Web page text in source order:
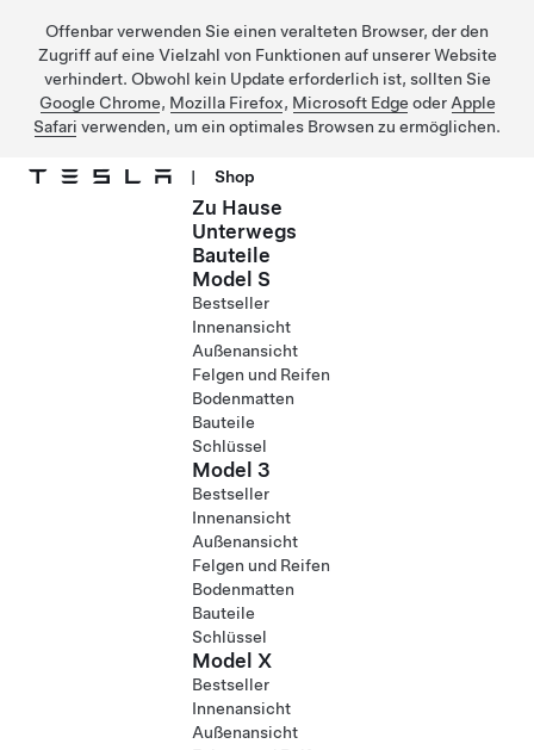
Offenbar verwenden Sie einen veralteten Browser, der den
Zugriff auf eine Vielzahl von Funktionen auf unserer Website
verhindert. Obwohl kein Update erforderlich ist, sollten Sie
Google Chrome, Mozilla Firefox, Microsoft Edge oder Apple
Safari verwenden, um ein optimales Browsen zu ermöglichen.
| Shop
Zu Hause
Unterwegs
Bauteile
Model S
Bestseller
Innenansicht
Außenansicht
Felgen und Reifen
Bodenmatten
Bauteile
Schlüssel
Model 3
Bestseller
Innenansicht
Außenansicht
Felgen und Reifen
Bodenmatten
Bauteile
Schlüssel
Model X
Bestseller
Innenansicht
Außenansicht